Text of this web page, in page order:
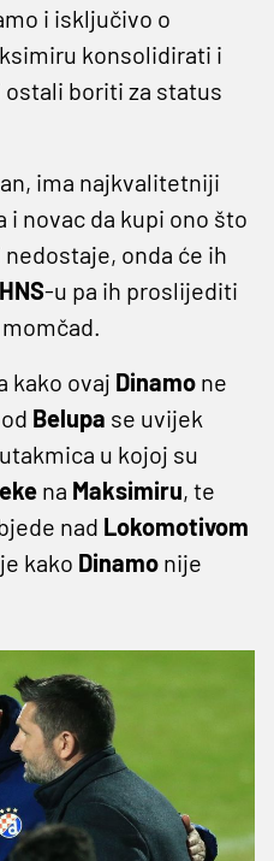
i isključivo o
konsolidirati i
ostali boriti za status
ima najkvalitetniji
i novac da kupi ono što
onda će ih
HNS-u pa ih proslijediti
kako ovaj Dinamo ne
Belupa se uvijek
u kojoj su
na Maksimiru, te
nad Lokomotivom
kako Dinamo nije